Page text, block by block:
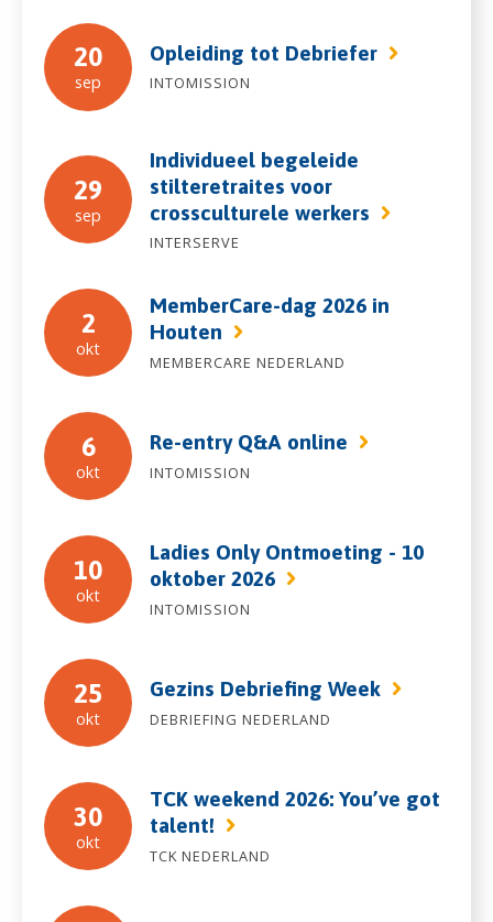
20
sep
Opleiding tot Debriefer
INTOMISSION
29
sep
Individueel begeleide
stilteretraites voor
crossculturele werkers
INTERSERVE
2
okt
MemberCare-dag 2026 in
Houten
MEMBERCARE NEDERLAND
6
okt
Re-entry Q&A online
INTOMISSION
10
okt
Ladies Only Ontmoeting - 10
oktober 2026
INTOMISSION
25
okt
Gezins Debriefing Week
DEBRIEFING NEDERLAND
30
okt
TCK weekend 2026: You’ve got
talent!
TCK NEDERLAND